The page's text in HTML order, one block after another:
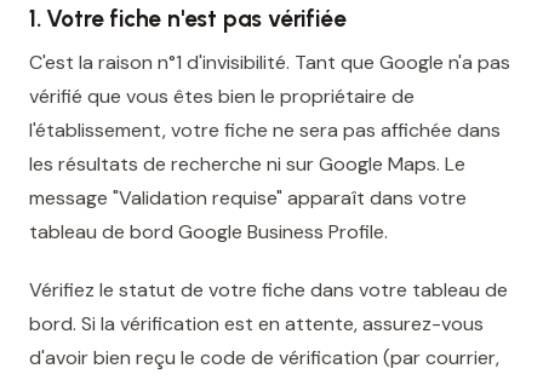
1. Votre fiche n'est pas vérifiée
C'est la raison n°1 d'invisibilité. Tant que Google n'a pas
vérifié que vous êtes bien le propriétaire de
l'établissement, votre fiche ne sera pas affichée dans
les résultats de recherche ni sur Google Maps. Le
message "Validation requise" apparaît dans votre
tableau de bord Google Business Profile.
Vérifiez le statut de votre fiche dans votre tableau de
bord. Si la vérification est en attente, assurez-vous
d'avoir bien reçu le code de vérification (par courrier,